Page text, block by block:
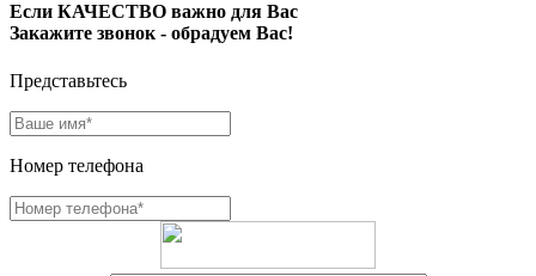
Если КАЧЕСТВО важно для Вас
Закажите звонок - обрадуем Вас!
Представьтесь
Номер телефона